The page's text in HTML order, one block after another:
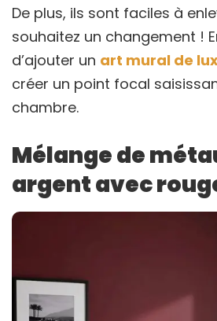
De plus, ils sont faciles à
souhaitez un changement !
d’ajouter un art mural de
créer un point focal
chambre.
Mélange de
argent avec